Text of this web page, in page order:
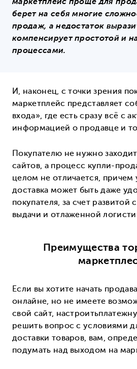
маркетплейс проще для
берет на себя многие
продаж, а недостаток
компенсирует простотой и
процессами.
И, наконец, с точки зрения
маркетплейс представляет
входа», где есть сразу всё с
информацией о продавце и
Покупателю не нужно
сайтов, а процесс купли-
целом не отличается, причем
доставка может быть даже
покупателя, за счет развитой
выдачи и отлаженной
Преимущества
Если вы хотите начать
онлайне, но не имеете
свой сайт,
решить вопрос с условиями
доставки товаров, вам,
подумать над выходом на